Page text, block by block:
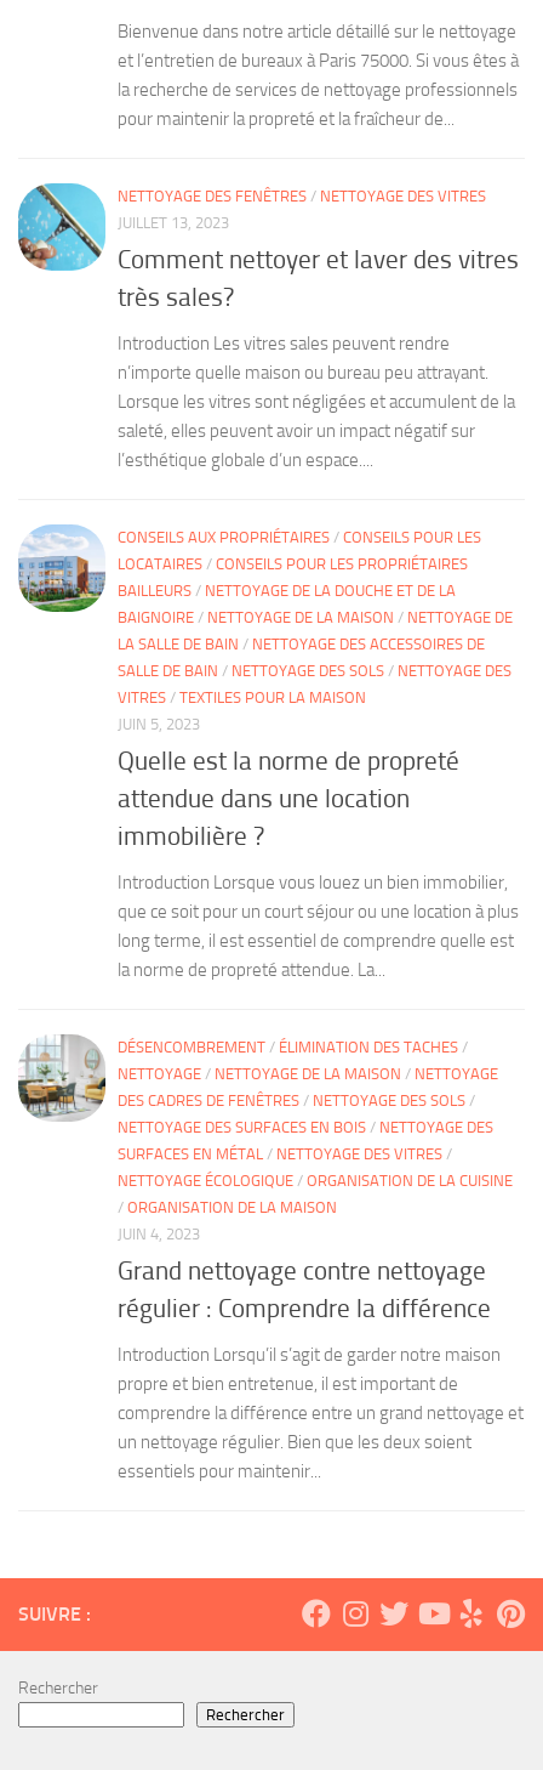
Bienvenue dans notre article détaillé sur le nettoyage
et l’entretien de bureaux à Paris 75000. Si vous êtes à
la recherche de services de nettoyage professionnels
pour maintenir la propreté et la fraîcheur de...
NETTOYAGE DES FENÊTRES / NETTOYAGE DES VITRES
JUILLET 13, 2023
Comment nettoyer et laver des vitres
très sales?
Introduction Les vitres sales peuvent rendre
n’importe quelle maison ou bureau peu attrayant.
Lorsque les vitres sont négligées et accumulent de la
saleté, elles peuvent avoir un impact négatif sur
l’esthétique globale d’un espace....
CONSEILS AUX PROPRIÉTAIRES / CONSEILS POUR LES
LOCATAIRES / CONSEILS POUR LES PROPRIÉTAIRES
BAILLEURS / NETTOYAGE DE LA DOUCHE ET DE LA
BAIGNOIRE / NETTOYAGE DE LA MAISON / NETTOYAGE DE
LA SALLE DE BAIN / NETTOYAGE DES ACCESSOIRES DE
SALLE DE BAIN / NETTOYAGE DES SOLS / NETTOYAGE DES
VITRES / TEXTILES POUR LA MAISON
JUIN 5, 2023
Quelle est la norme de propreté
attendue dans une location
immobilière ?
Introduction Lorsque vous louez un bien immobilier,
que ce soit pour un court séjour ou une location à plus
long terme, il est essentiel de comprendre quelle est
la norme de propreté attendue. La...
DÉSENCOMBREMENT / ÉLIMINATION DES TACHES /
NETTOYAGE / NETTOYAGE DE LA MAISON / NETTOYAGE
DES CADRES DE FENÊTRES / NETTOYAGE DES SOLS /
NETTOYAGE DES SURFACES EN BOIS / NETTOYAGE DES
SURFACES EN MÉTAL / NETTOYAGE DES VITRES /
NETTOYAGE ÉCOLOGIQUE / ORGANISATION DE LA CUISINE
/ ORGANISATION DE LA MAISON
JUIN 4, 2023
Grand nettoyage contre nettoyage
régulier : Comprendre la différence
Introduction Lorsqu’il s’agit de garder notre maison
propre et bien entretenue, il est important de
comprendre la différence entre un grand nettoyage et
un nettoyage régulier. Bien que les deux soient
essentiels pour maintenir...
SUIVRE :
Rechercher
Rechercher